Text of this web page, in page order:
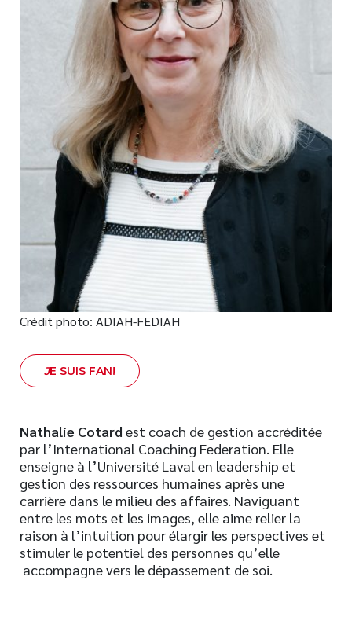
Nouveautés
Numérique
Meilleurs vendeurs
Page vedette
AUTEURS
À PROPOS
CONTACT
Crédit photo: ADIAH-FEDIAH
JE SUIS FAN!
Nathalie Cotard est coach de gestion accréditée
par l’International Coaching Federation. Elle
enseigne à l’Université Laval en leadership et
gestion des ressources humaines après une
carrière dans le milieu des affaires. Naviguant
entre les mots et les images, elle aime relier la
raison à l’intuition pour élargir les perspectives et
stimuler le potentiel des personnes qu’elle
accompagne vers le dépassement de soi.